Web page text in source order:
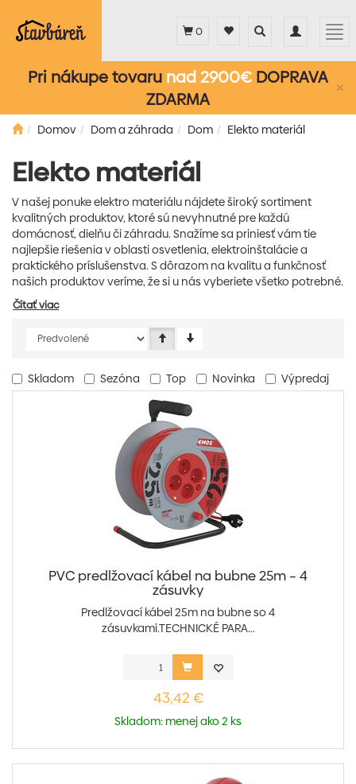
×
Pri nákupe tovaru nad 2900€ DOPRAVA
ZDARMA
Toggle
Toggle
0
Domov Dom a záhrada Dom Elekto materiál
Elekto materiál
V našej ponuke elektro materiálu nájdete široký sortiment
kvalitných produktov, ktoré sú nevyhnutné pre každú
domácnosť, dielňu či záhradu. Snažíme sa priniesť vám tie
najlepšie riešenia v oblasti osvetlenia, elektroinštalácie a
praktického príslušenstva. S dôrazom na kvalitu a funkčnosť
našich produktov veríme, že si u nás vyberiete všetko potrebné.
Čítať viac
Skladom Sezóna Top Novinka Výpredaj
PVC predlžovací kábel na bubne 25m – 4
zásuvky
Predlžovací kábel 25m na bubne so 4
zásuvkami.TECHNICKÉ PARA...
43,42 €
Skladom: menej ako 2 ks